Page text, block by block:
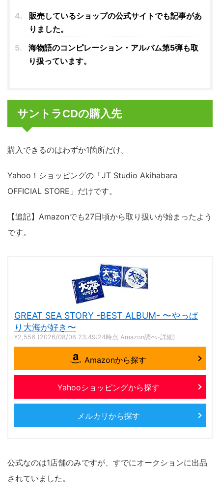
販売しているショップの公式サイトでも記事があ
りました。
海物語のコンピレーション・アルバム第5弾も取
り扱っています。
サントラCDの購入先
購入できるのはわずか1箇所だけ。
Yahoo！ショッピングの「JT Studio Akihabara
OFFICIAL STORE」だけです。
【追記】Amazonでも27日頃から取り扱いが始まったよう
です。
GREAT SEA STORY -BEST ALBUM- 〜やっぱ
り大海が好き〜
¥2,556 (2026/08/08 23:49:24時点 Amazon調べ-詳細)
Amazonから探す
Yahooショッピングから探す
メルカリから探す
公式なのは1店舗のみですが、すでにオークションに出品
されていました。